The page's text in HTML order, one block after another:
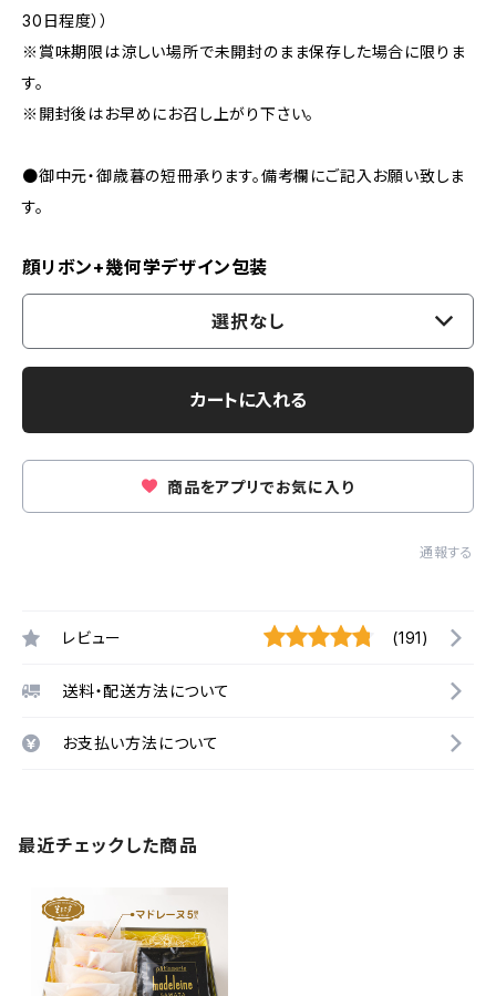
30日程度））
※賞味期限は涼しい場所で未開封のまま保存した場合に限りま
す。
※開封後はお早めにお召し上がり下さい。
●御中元・御歳暮の短冊承ります。備考欄にご記入お願い致しま
す。
顔リボン+幾何学デザイン包装
選択なし
カートに入れる
商品をアプリでお気に入り
通報する
レビュー (191)
送料・配送方法について
お支払い方法について
最近チェックした商品